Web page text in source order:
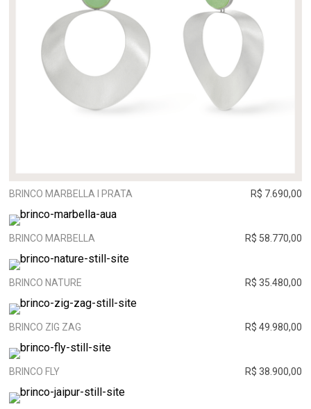
BRINCO MARBELLA I PRATA R$ 7.690,00
BRINCO MARBELLA R$ 58.770,00
BRINCO NATURE R$ 35.480,00
BRINCO ZIG ZAG R$ 49.980,00
BRINCO FLY R$ 38.900,00